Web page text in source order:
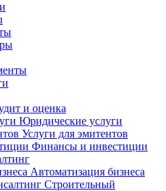
и оценка
Юридические услуги
Услуги для эмитентов
Финансы и инвестиции
Автоматизация бизнеса
Строительный